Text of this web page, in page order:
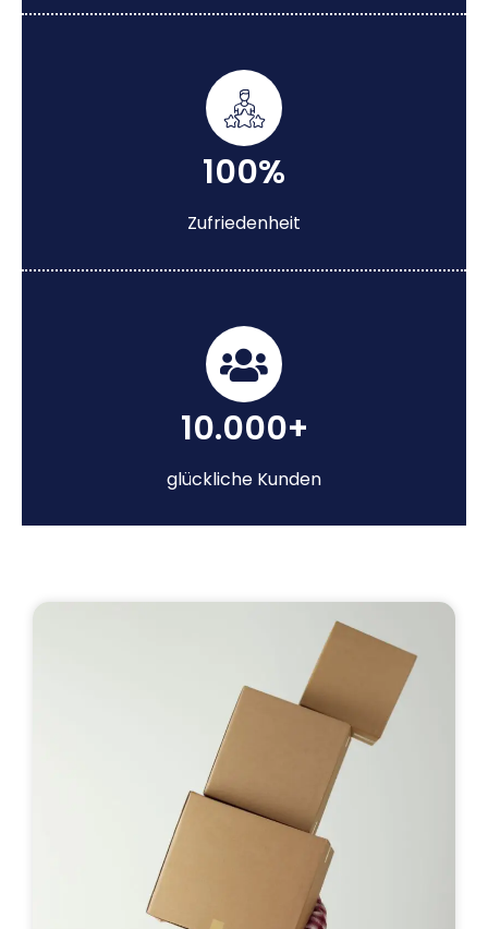
100%
Zufriedenheit
10.000+
glückliche Kunden